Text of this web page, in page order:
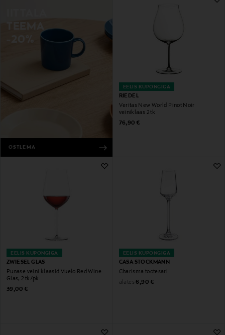
OSTLEMA
EELIS KUPONGIGA
RIEDEL
Veritas New World Pinot Noir
veiniklaas 2 tk
Original Price
76,90 €
EELIS KUPONGIGA
ZWIESEL GLAS
Punase veini klaasid Vuelo Red Wine
Glas, 2 tk/pk
Original Price
39,00 €
EELIS KUPONGIGA
CASA STOCKMANN
Charisma tootesari
alates Original Price
6,90 €